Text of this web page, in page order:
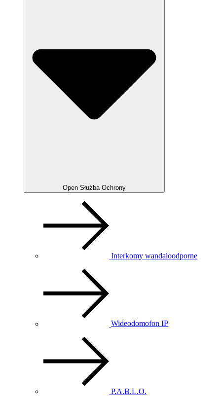
Open Służba Ochrony
Interkomy wandaloodporne
Wideodomofon IP
P.A.B.L.O.